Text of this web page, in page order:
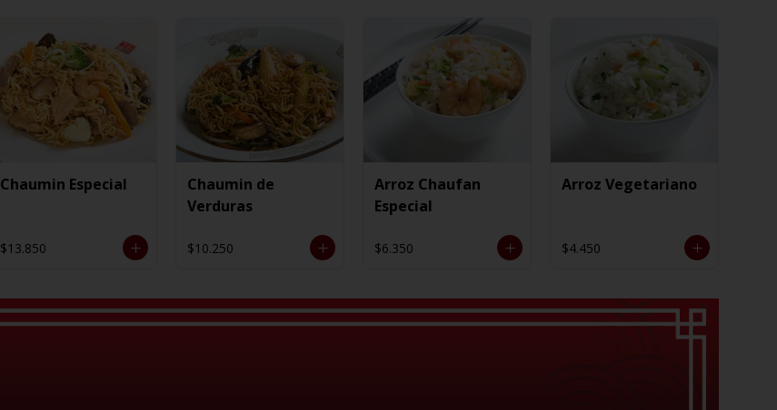
Chaumin Especial
$13.850
Chaumin de
Verduras
$10.250
Arroz Chaufan
Especial
$6.350
Arroz Vegetariano
$4.450